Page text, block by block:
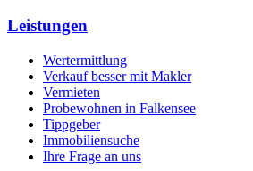
Leistungen
Wertermittlung
Verkauf besser mit Makler
Vermieten
Probewohnen in Falkensee
Tippgeber
Immobiliensuche
Ihre Frage an uns